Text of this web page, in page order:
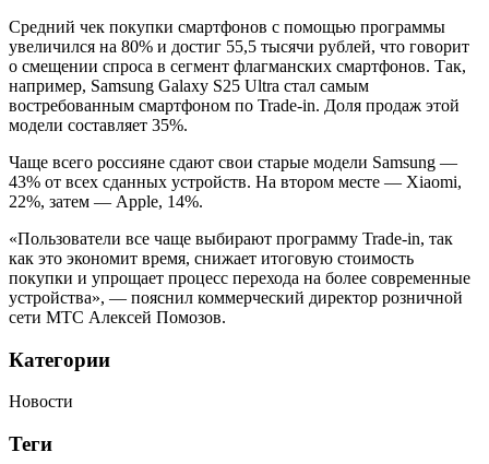
Средний чек покупки смартфонов с помощью программы
увеличился на 80% и достиг 55,5 тысячи рублей, что говорит
о смещении спроса в сегмент флагманских смартфонов. Так,
например, Samsung Galaxy S25 Ultra стал самым
востребованным смартфоном по Trade-in. Доля продаж этой
модели составляет 35%.
Чаще всего россияне сдают свои старые модели Samsung —
43% от всех сданных устройств. На втором месте — Xiaomi,
22%, затем — Apple, 14%.
«Пользователи все чаще выбирают программу Trade-in, так
как это экономит время, снижает итоговую стоимость
покупки и упрощает процесс перехода на более современные
устройства», — пояснил коммерческий директор розничной
сети МТС Алексей Помозов.
Категории
Новости
Теги